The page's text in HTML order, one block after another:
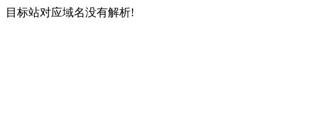
目标站对应域名没有解析!